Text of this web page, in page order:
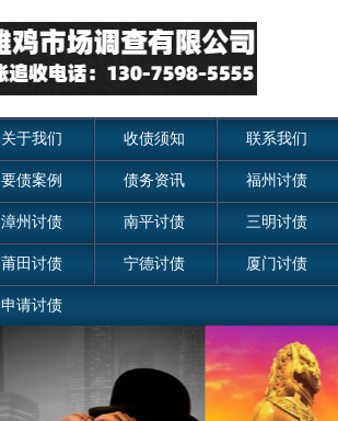
关于我们 收债须知 联系我们
要债案例 债务资讯 福州讨债
漳州讨债 南平讨债 三明讨债
莆田讨债 宁德讨债 厦门讨债
申请讨债